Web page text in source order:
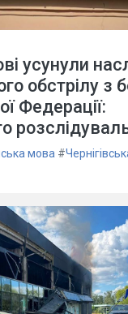
усунули
обстрілу з
Федерації:
мова #